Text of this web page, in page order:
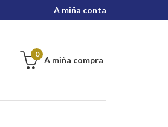
A miña conta
A miña compra
0